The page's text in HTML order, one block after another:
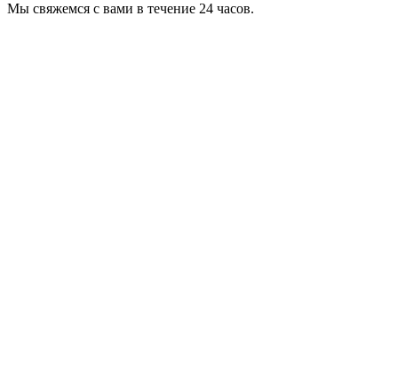
Мы свяжемся с вами в течение 24 часов.